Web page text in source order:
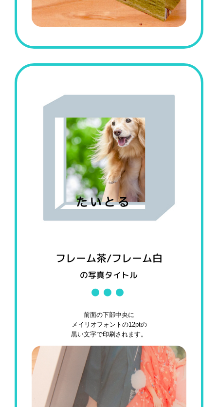
フレーム茶/フレーム白
の写真タイトル
前面の下部中央に
メイリオフォントの12ptの
黒い文字で印刷されます。